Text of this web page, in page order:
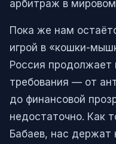
арбитраж в
Пока же нам
игрой в «кошки-
Россия продолжает
требования — от
до финансовой
недостаточно. Как
Бабаев, нас держат